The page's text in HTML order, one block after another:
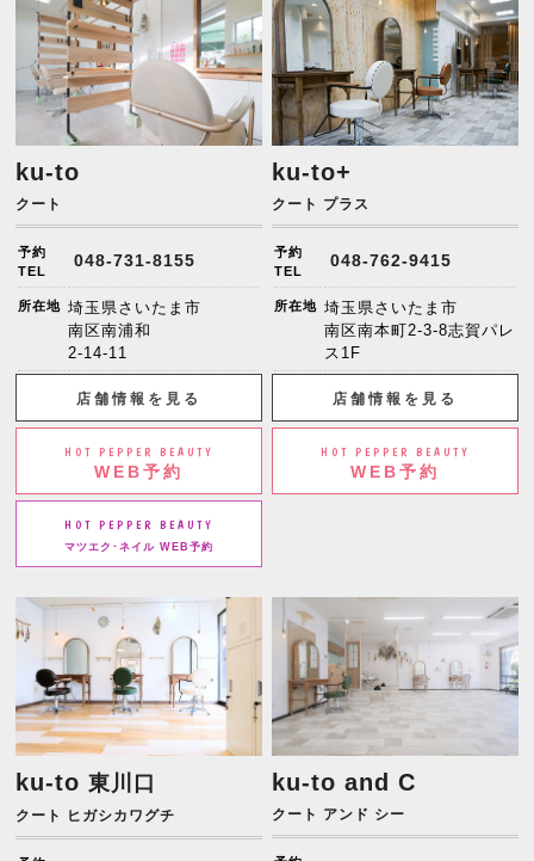
ku-to
クート
予約
TEL
048-731-8155
所在地 埼玉県さいたま市
南区南浦和
2-14-11
店舗情報を見る
HOT PEPPER BEAUTY
WEB予約
HOT PEPPER BEAUTY
マツエク･ネイル WEB予約
ku-to+
クート プラス
予約
TEL
048-762-9415
所在地 埼玉県さいたま市
南区南本町2-3-8志賀パレ
ス1F
店舗情報を見る
HOT PEPPER BEAUTY
WEB予約
ku-to東川口
クート ヒガシカワグチ
ku-to and C
クート アンド シー